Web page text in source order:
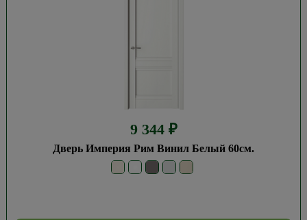
9 344 ₽
Дверь Империя Рим Винил Белый 60см.